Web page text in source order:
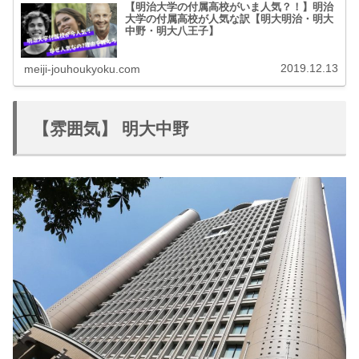
【明治大学の付属高校がいま人気？！】明治
大学の付属高校が人気な訳【明大明治・明大
中野・明大八王子】
meiji-jouhoukyoku.com 2019.12.13
【雰囲気】 明大中野